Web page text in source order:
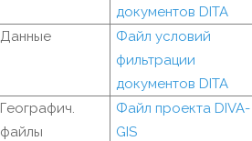
документов DITA
Данные
Файл условий
фильтрации
документов DITA
Географич.
файлы
Файл проекта DIVA-
GIS